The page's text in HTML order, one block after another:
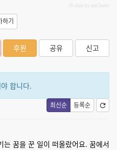
JS chart by amCharts
하기
후원 공유 신고
합니다.
최신순 등록순
는 꿈을 꾼 일이 떠올랐어요. 꿈에서